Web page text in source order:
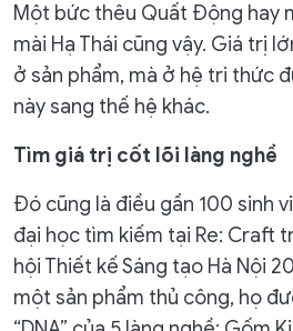
Một bức thêu Quất Động hay
mài Hạ Thái cũng vậy. Giá trị
ở sản phẩm, mà ở hệ tri thức
này sang thế hệ khác.
Tìm giá trị cốt lõi làng nghề
Đó cũng là điều gần 100 sinh
đại học tìm kiếm tại Re: Craft
hội Thiết kế Sáng tạo Hà Nội
một sản phẩm thủ công, họ